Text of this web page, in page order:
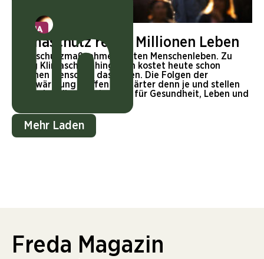
KLIMA
Klimaschutz rettet Millionen Leben
Klimaschutzmaßnahmen retten Menschenleben. Zu
wenig Klimaschutz hingegen kostet heute schon
Millionen Menschen das Leben. Die Folgen der
Erderwärmung treffen uns härter denn je und stellen
eine beispiellose Bedrohung für Gesundheit, Leben und
Wohlstand dar.
Mehr Laden
Freda Magazin